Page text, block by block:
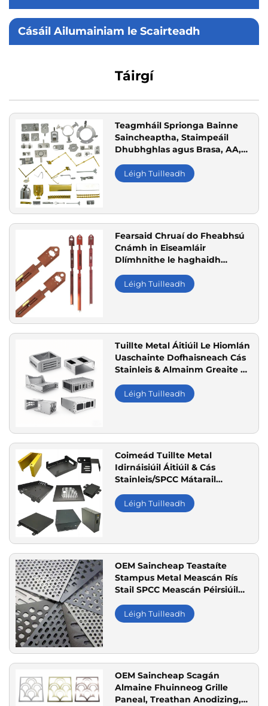
Cásáil Ailumainiam le Scairteadh
Táirgí
Teagmháil Sprionga Bainne
Saincheaptha, Staimpeáil
Dhubhghlas agus Brasa, AA,
Léigh Tuilleadh
Fearsaid Chruaí do Fheabhsú
Cnámh in Eiseamláir
Dlímhnithe le haghaidh
Síolraigh, íos Síolraigh agus
Almainn
Léigh Tuilleadh
Tuillte Metal Áitiúil Le Hiomlán
Uaschainte Dofhaisneach Cás
Stainleis & Almainm Greaite do
Tuisceana Éilectreacha &
Sainiúla ISO 9001 Certified
Léigh Tuilleadh
Coimeád Tuillte Metal
Idirnáisiúil Áitiúil & Cás
Stainleis/SPCC Mátarail
do Tuisceana Elecrtreacha &
Cabainn Sainiúla
Léigh Tuilleadh
OEM Saincheap Teastaíte
Stampus Metal Meascán Rís
Stail SPCC Meascán Péirsiúil
Céimchaint Aitbhearrach don
Chás Speeker & Criosanna
Léigh Tuilleadh
OEM Saincheap Scagán
Almaine Fhuinneog Grille
Paneal, Treathan Anodizing,